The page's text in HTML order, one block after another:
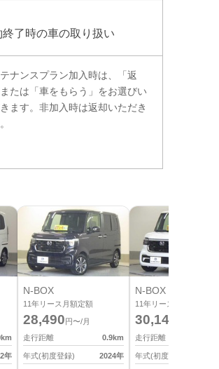
終了時の車の取り扱い
ナンスプラン加入時は、「返
たは「車をもらう」をお選びい
ます。非加入時は返却いただき
km
年
N-BOX
11年リース月額定額
28,490 円〜/月
走行距離
0.9km
年式(初度登録) 2024年
N-BOX
11年リース月額定額
30,140
走行距離
年式(初度登録)